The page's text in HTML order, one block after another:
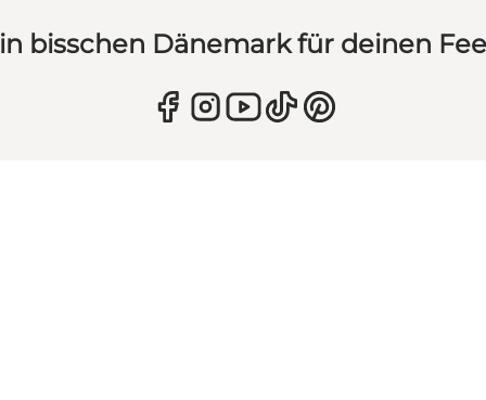
bisschen Dänemark für deinen